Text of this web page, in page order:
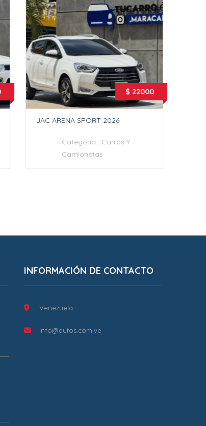
$ 22000
JAC ARENA SPORT 2026
Categoría : Carros Y
Camionetas
INFORMACIÓN DE CONTACTO
Venezuela
info@autos.com.ve